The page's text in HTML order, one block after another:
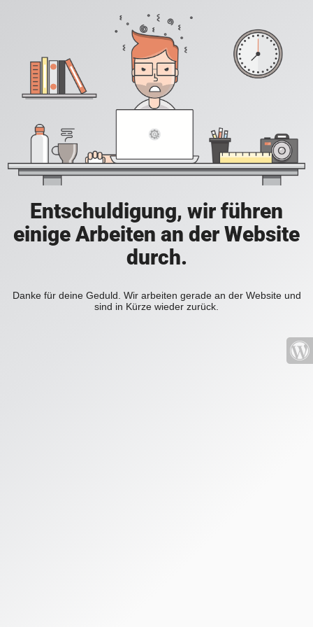
Entschuldigung, wir führen
einige Arbeiten an der Website
durch.
Danke für deine Geduld. Wir arbeiten gerade an der Website und
sind in Kürze wieder zurück.